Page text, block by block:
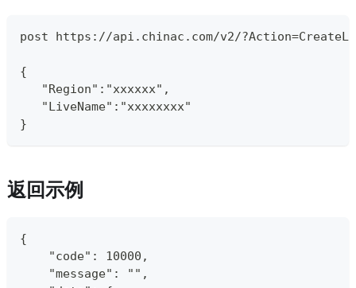
post https://api.chinac.com/v2/
{
   "Region":"xxxxxx",
   "LiveName":"xxxxxxxx"
}
返回示例
{
    "code": 10000,
    "message": "",